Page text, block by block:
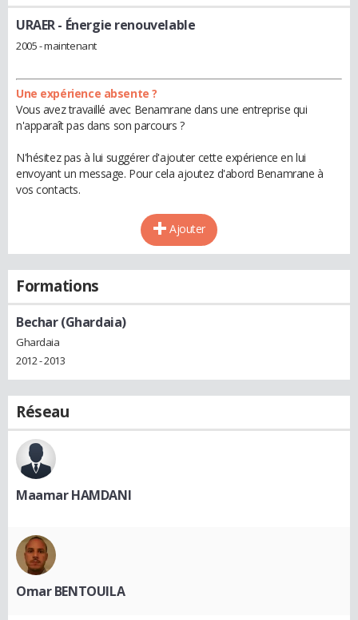
URAER- Énergie renouvelable
2005 - maintenant
Une expérience absente ?
Vous avez travaillé avec Benamrane dans une entreprise qui
n'apparaît pas dans son parcours ?
N'hésitez pas à lui suggérer d'ajouter cette expérience en lui
envoyant un message. Pour cela ajoutez d'abord Benamrane à
vos contacts.
Ajouter
Formations
Bechar (Ghardaia)
Ghardaia
2012 - 2013
Réseau
Maamar HAMDANI
Omar BENTOUILA